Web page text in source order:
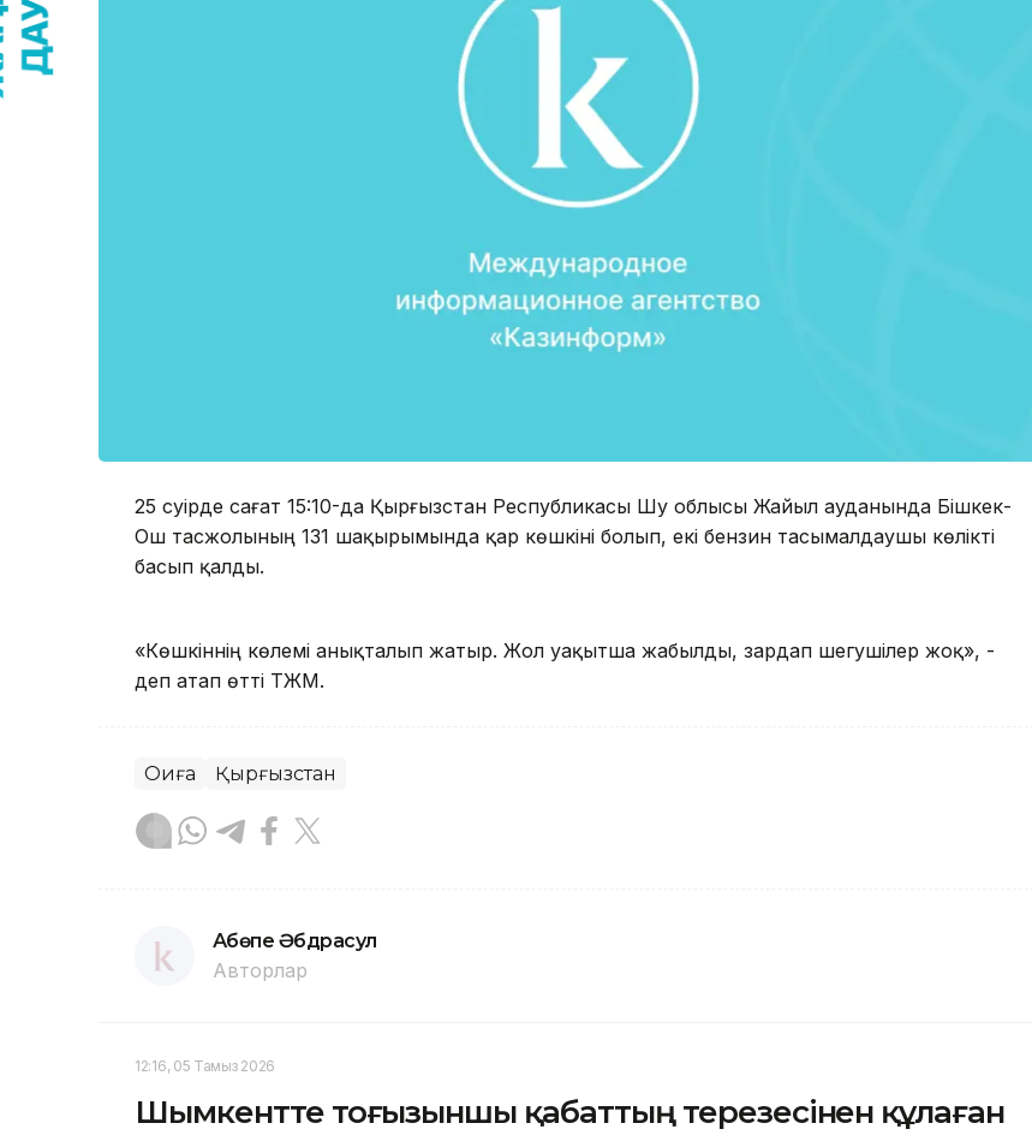
25 сәуірде сағат 15:10-да Қырғызстан Республикасы Шу облысы Жайыл ауданында Бішкек-
Ош тасжолының 131 шақырымында қар көшкіні болып, екі бензин тасымалдаушы көлікті
басып қалды.
«Көшкіннің көлемі анықталып жатыр. Жол уақытша жабылды, зардап шегушілер жоқ», -
деп атап өтті ТЖМ.
Оқиға Қырғызстан
Ақбөпе Әбдрасул
Авторлар
12:16, 05 Тамыз 2026
Шымкентте тоғызыншы қабаттың терезесінен құлаған